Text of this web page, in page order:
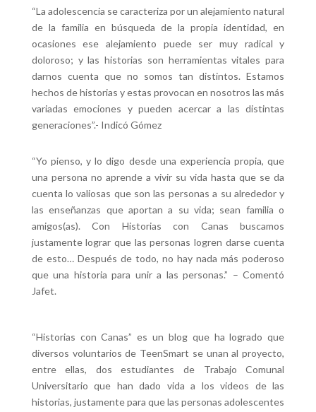
“La adolescencia se caracteriza por un alejamiento natural
de la familia en búsqueda de la propia identidad, en
ocasiones ese alejamiento puede ser muy radical y
doloroso; y las historias son herramientas vitales para
darnos cuenta que no somos tan distintos. Estamos
hechos de historias y estas provocan en nosotros las más
variadas emociones y pueden acercar a las distintas
generaciones”.- Indicó Gómez
“Yo pienso, y lo digo desde una experiencia propia, que
una persona no aprende a vivir su vida hasta que se da
cuenta lo valiosas que son las personas a su alrededor y
las enseñanzas que aportan a su vida; sean familia o
amigos(as). Con Historias con Canas buscamos
justamente lograr que las personas logren darse cuenta
de esto… Después de todo, no hay nada más poderoso
que una historia para unir a las personas.” – Comentó
Jafet.
“Historias con Canas” es un blog que ha logrado que
diversos voluntarios de TeenSmart se unan al proyecto,
entre ellas, dos estudiantes de Trabajo Comunal
Universitario que han dado vida a los videos de las
historias, justamente para que las personas adolescentes